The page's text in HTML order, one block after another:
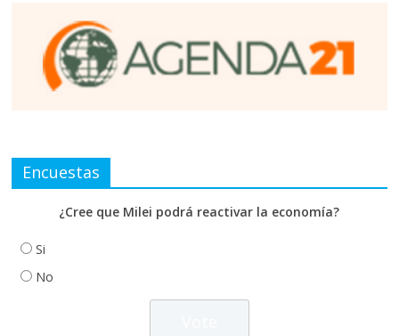
Encuestas
¿Cree que Milei podrá reactivar la economía?
Si
No